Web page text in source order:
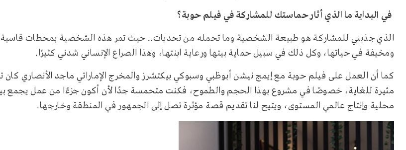
في البداية ما الذي أثار حماستك للمشاركة في فيلم حوبة؟
الذي جذبني للمشاركة هو طبيعة الشخصية وما تحمله من تحديات.. حيث تمر هذه الشخصية بمحطات قاسية
ومخيفة في حياتها، وكل ذلك في سبيل حماية بيتها ورعاية ابنتها، وهذا الصراع الإنساني شدني كثيرًا.
كما أن العمل على فيلم حوبة مع إيمج نيشن أبوظبي وسبوكي بيكتشرز والمخرج الإماراتي ماجد الأنصاري كان
مثيرة للغاية، خصوصًا في مشروع بهذا الحجم والطموح، فكنت متحمسة جدًا لأن أكون جزءًا من عمل يجمع
محلية وإنتاج عالمي المستوى، ويتيح لنا تقديم قصة مؤثرة تصل إلى الجمهور في المنطقة وخارجها.